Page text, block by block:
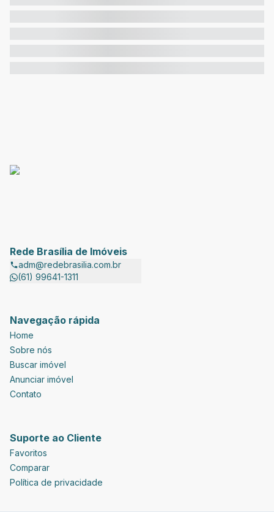
Rede Brasília de Imóveis
adm@redebrasilia.com.br
(61) 99641-1311
Navegação rápida
Home
Sobre nós
Buscar imóvel
Anunciar imóvel
Contato
Suporte ao Cliente
Favoritos
Comparar
Política de privacidade